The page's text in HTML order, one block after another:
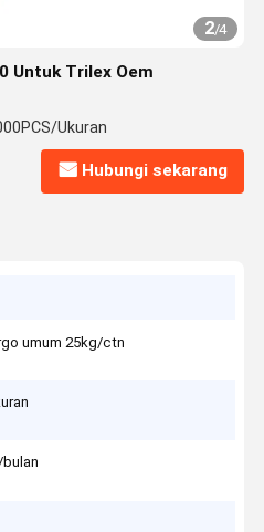
2/4
Untuk Trilex Oem
Ukuran
Hubungi sekarang
umum 25kg/ctn